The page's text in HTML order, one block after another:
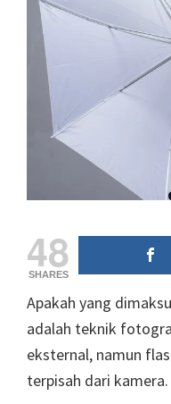
48
SHARES
Apakah yang
adalah teknik
eksternal, namun
terpisah dari kamera.